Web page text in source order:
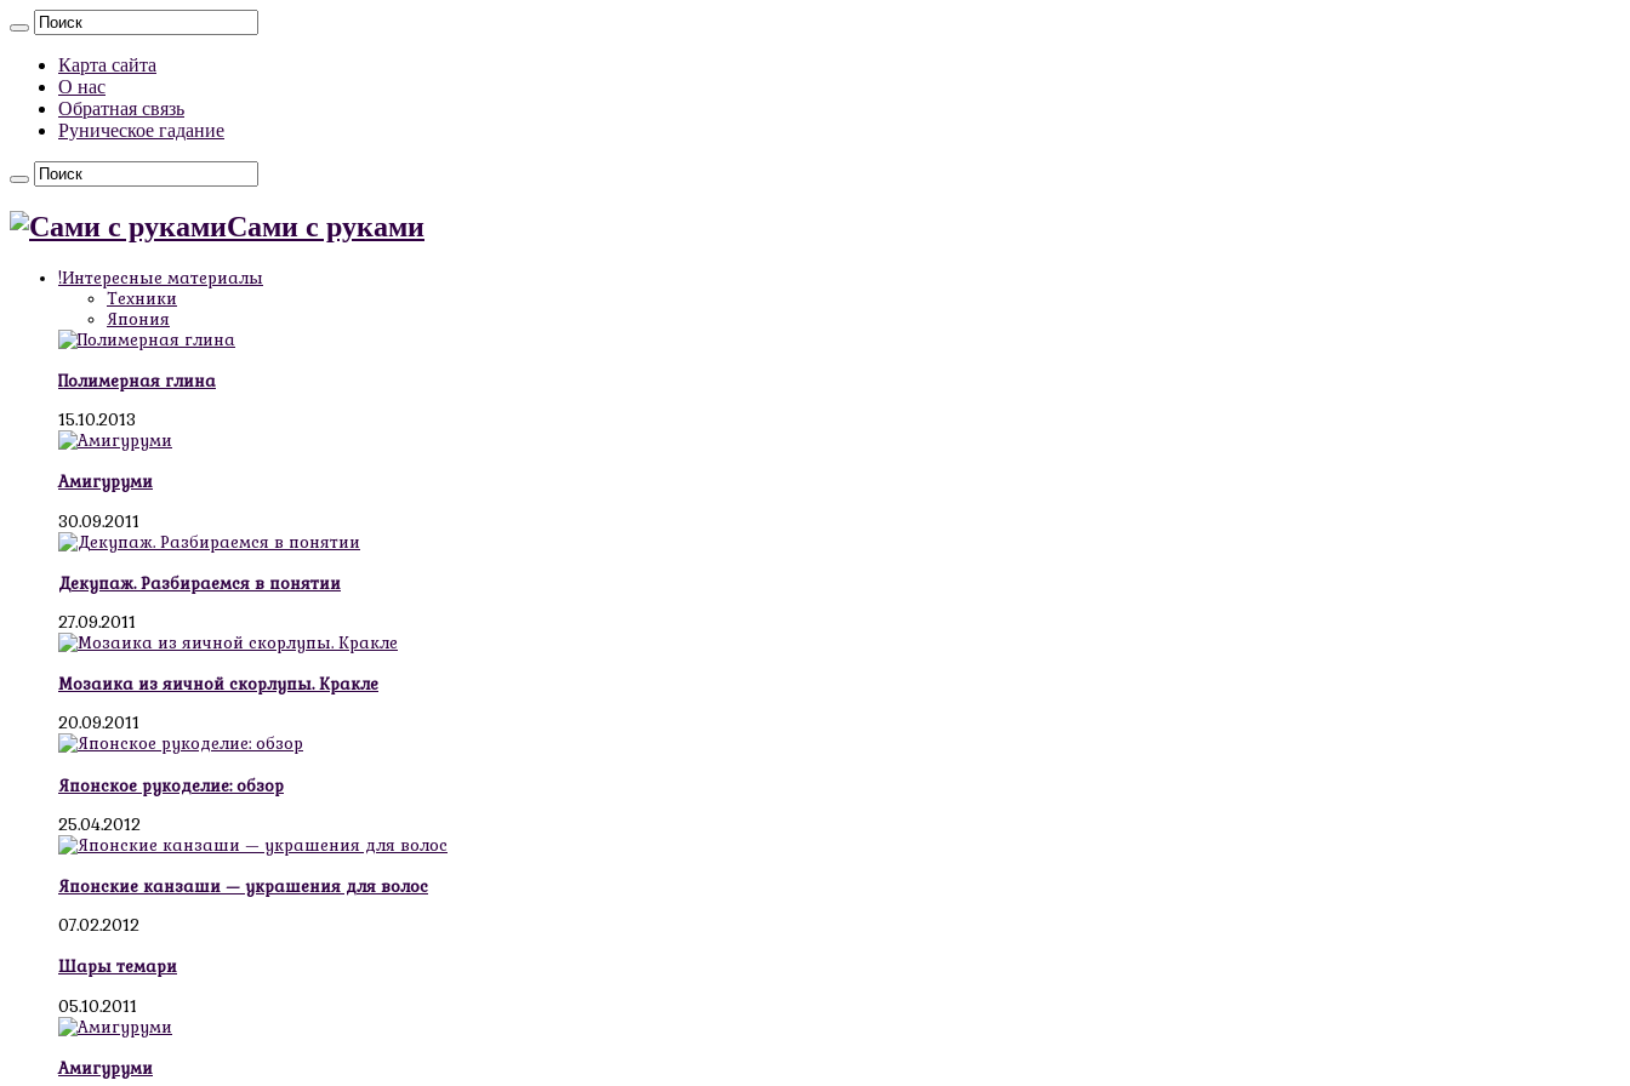
Карта сайта
О нас
Обратная связь
Руническое гадание
Сами с руками
!Интересные материалы
Техники
Япония
Полимерная глина
15.10.2013
Амигуруми
30.09.2011
Декупаж. Разбираемся в понятии
27.09.2011
Мозаика из яичной скорлупы. Кракле
20.09.2011
Японское рукоделие: обзор
25.04.2012
Японские канзаши — украшения для волос
07.02.2012
Шары темари
05.10.2011
Амигуруми